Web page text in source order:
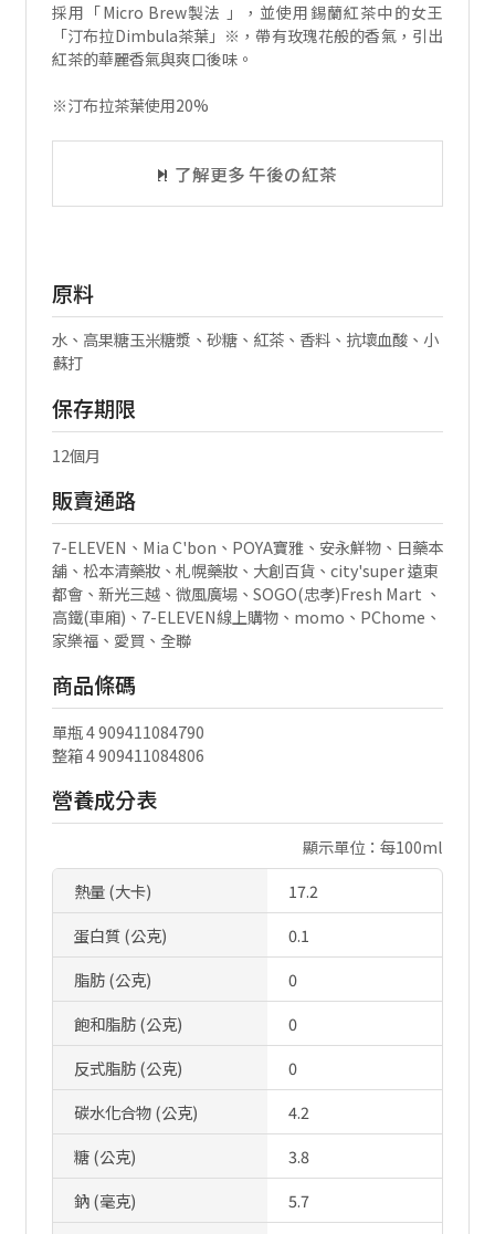
採用「Micro Brew製法 」，並使用錫蘭紅茶中的女王
「汀布拉Dimbula茶葉」※，帶有玫瑰花般的香氣，引出
紅茶的華麗香氣與爽口後味。
※汀布拉茶葉使用20%
了解更多 午後の紅茶
原料
水、高果糖玉米糖漿、砂糖、紅茶、香料、抗壞血酸、小
蘇打
保存期限
12個月
販賣通路
7-ELEVEN、Mia C'bon、POYA寶雅、安永鮮物、日藥本
舖、松本清藥妝、札幌藥妝、大創百貨、city'super 遠東
都會、新光三越、微風廣場、SOGO(忠孝)Fresh Mart 、
高鐵(車廂)、7-ELEVEN線上購物、momo、PChome、
家樂福、愛買、全聯
商品條碼
單瓶 4 909411084790
整箱 4 909411084806
營養成分表
顯示單位：每100ml
熱量 (大卡)
17.2
蛋白質 (公克)
0.1
脂肪 (公克)
0
飽和脂肪 (公克)
0
反式脂肪 (公克)
0
碳水化合物 (公克)
4.2
糖 (公克)
3.8
鈉 (毫克)
5.7